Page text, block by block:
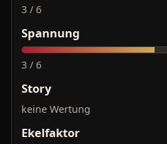
3 / 6
Spannung
3 / 6
Story
keine Wertung
Ekelfaktor